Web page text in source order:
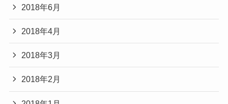
2018年6月
2018年4月
2018年3月
2018年2月